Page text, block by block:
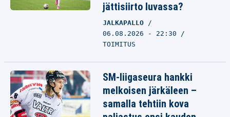
jättisiirto luvassa?
JALKAPALLO
06.08.2026 - 22:30
TOIMITUS
SM-liigaseura hankki
melkoisen järkäleen –
samalla tehtiin kova